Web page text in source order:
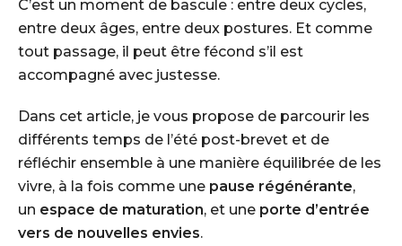
C’est un moment de bascule : entre deux cycles,
entre deux âges, entre deux postures. Et comme
tout passage, il peut être fécond s’il est
accompagné avec justesse.
Dans cet article, je vous propose de parcourir les
différents temps de l’été post-brevet et de
réfléchir ensemble à une manière équilibrée de les
vivre, à la fois comme une pause régénérante,
un espace de maturation, et une porte d’entrée
vers de nouvelles envies.